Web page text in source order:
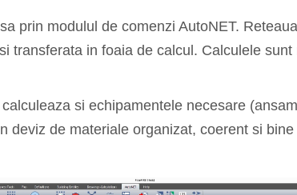
prin modulul de comenzi AutoNET.
transferata in foaia de calcul. Calculele
si echipamentele necesare
deviz de materiale organizat, coerent si